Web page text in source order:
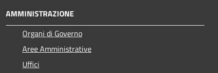
AMMINISTRAZIONE
Organi di Governo
Aree Amministrative
Uffici